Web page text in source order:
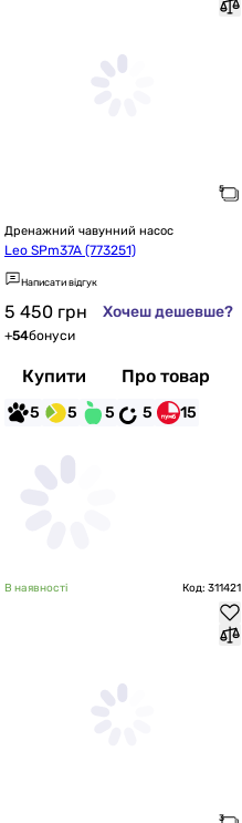
Дренажний чавунний насос
Leo SPm37A (773251)
Написати відгук
5 450 грн Хочеш дешевше?
+54бонуси
Купити Про товар
5 5 5 5 15
В наявності Код: 311421